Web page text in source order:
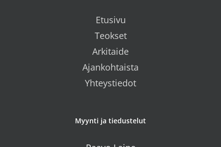
Etusivu
Teokset
Arkitaide
Ajankohtaista
Yhteystiedot
Myynti ja tiedustelut